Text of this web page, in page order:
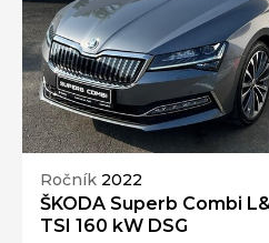
Ročník 2022
ŠKODA Superb Combi
TSI 160 kW DSG